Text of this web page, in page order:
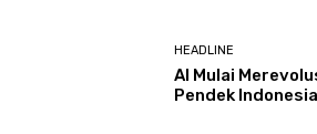
HEADLINE
AI Mulai
Pendek Indonesia